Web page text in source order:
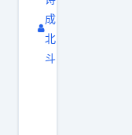
经
让
步
赛
什
么
了
不
算
间
，
可
成
北
斗